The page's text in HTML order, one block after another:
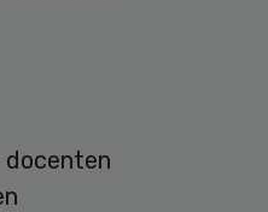
docenten